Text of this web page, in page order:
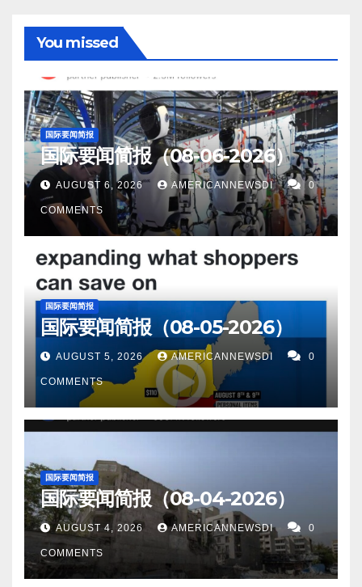
You missed
国际要闻简报
国际要闻简报（08-06-2026）
AUGUST 6, 2026 AMERICANNEWSDI 0
COMMENTS
国际要闻简报
国际要闻简报（08-05-2026）
AUGUST 5, 2026 AMERICANNEWSDI 0
COMMENTS
国际要闻简报
国际要闻简报（08-04-2026）
AUGUST 4, 2026 AMERICANNEWSDI 0
COMMENTS